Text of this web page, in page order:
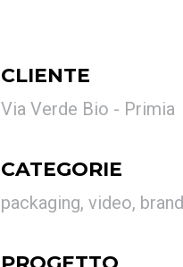
CLIENTE
Via Verde Bio - Primia
CATEGORIE
packaging, video,